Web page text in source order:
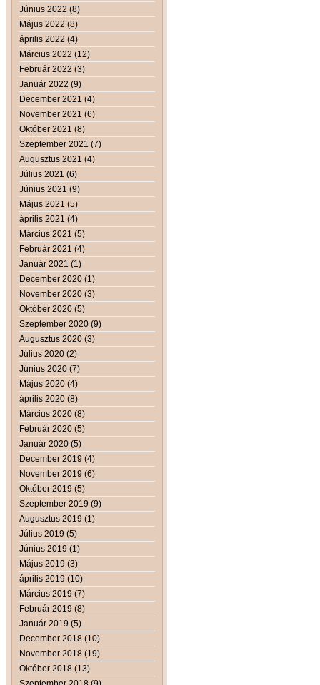
Június 2022 (8)
Május 2022 (8)
április 2022 (4)
Március 2022 (12)
Február 2022 (3)
Január 2022 (9)
December 2021 (4)
November 2021 (6)
Október 2021 (8)
Szeptember 2021 (7)
Augusztus 2021 (4)
Július 2021 (6)
Június 2021 (9)
Május 2021 (5)
április 2021 (4)
Március 2021 (5)
Február 2021 (4)
Január 2021 (1)
December 2020 (1)
November 2020 (3)
Október 2020 (5)
Szeptember 2020 (9)
Augusztus 2020 (3)
Július 2020 (2)
Június 2020 (7)
Május 2020 (4)
április 2020 (8)
Március 2020 (8)
Február 2020 (5)
Január 2020 (5)
December 2019 (4)
November 2019 (6)
Október 2019 (5)
Szeptember 2019 (9)
Augusztus 2019 (1)
Július 2019 (5)
Június 2019 (1)
Május 2019 (3)
április 2019 (10)
Március 2019 (7)
Február 2019 (8)
Január 2019 (5)
December 2018 (10)
November 2018 (19)
Október 2018 (13)